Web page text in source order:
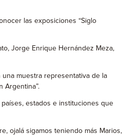
las exposiciones “Siglo
Jorge Enrique Hernández Meza,
muestra representativa de la
Argentina”.
estados e instituciones que
ojalá sigamos teniendo más Marios,